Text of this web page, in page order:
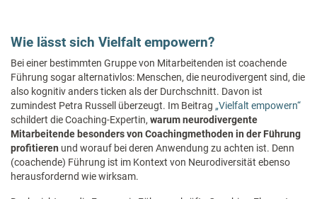
Wie lässt sich Vielfalt empowern?
Bei einer bestimmten Gruppe von Mitarbeitenden ist coachende
Führung sogar alternativlos: Menschen, die neurodivergent sind, die
also kognitiv anders ticken als der Durchschnitt. Davon ist
zumindest Petra Russell überzeugt. Im Beitrag „Vielfalt empowern“
schildert die Coaching-Expertin, warum neurodivergente
Mitarbeitende besonders von Coachingmethoden in der Führung
profitieren und worauf bei deren Anwendung zu achten ist. Denn
(coachende) Führung ist im Kontext von Neurodiversität ebenso
herausfordernd wie wirksam.